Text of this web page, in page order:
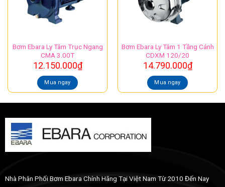
Bơm Ebara Ly Tâm Trục Ngang
CMA 3.00T
12.150.000₫
Mua ngay
Bơm Ebara Ly Tâm 1 Tầng Cánh
CDXM 120/20
14.790.000₫
Mua ngay
Nhà Phân Phối Bơm Ebara Chính Hãng Tại Việt Nam Từ 2010 Đến Nay